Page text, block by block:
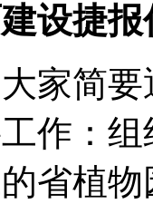
设捷报
家简
作：
省植物